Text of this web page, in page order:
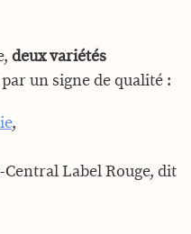
deux variétés
par un signe de qualité :
,
Label Rouge, dit